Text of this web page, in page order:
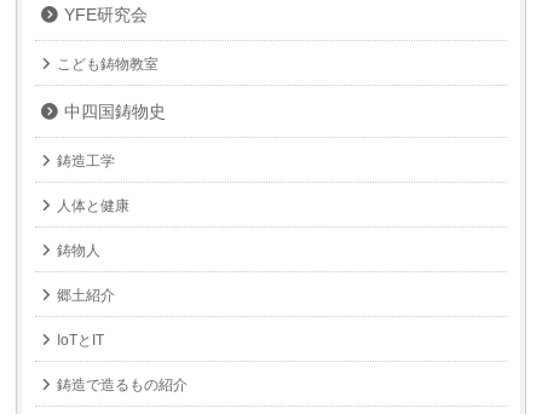
YFE研究会
こども鋳物教室
中四国鋳物史
鋳造工学
人体と健康
鋳物人
郷土紹介
IoTとIT
鋳造で造るもの紹介